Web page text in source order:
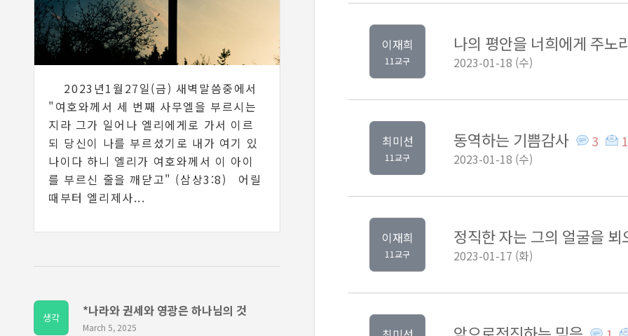
이재희
11교구
나의 평안을 너희에게 주노
2023-01-18 (수)
최미선
11교구
동역하는 기쁨감사 3
2023-01-18 (수)
이재희
11교구
정직한 자는 그의 얼굴을 뵈
2023-01-17 (화)
2023년1월27일(금) 새벽말씀중에서
"여호와께서 세 번째 사무엘을 부르시는
지라 그가 일어나 엘리에게로 가서 이르
되 당신이 나를 부르셨기로 내가 여기 있
나이다 하니 엘리가 여호와께서 이 아이
를 부르신 줄을 깨닫고" (삼상3:8) 어릴
때부터 엘리제사...
생각 *나라와 권세와 영광은 하나님의 것
March 5, 2025